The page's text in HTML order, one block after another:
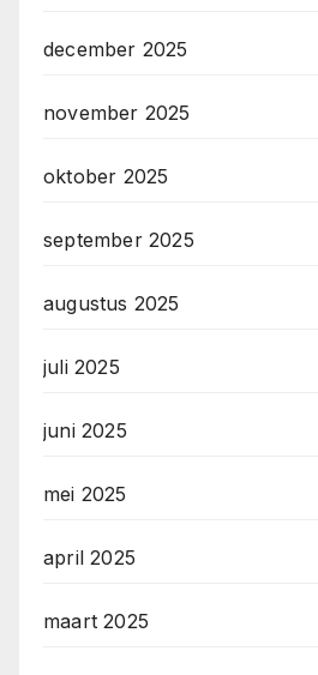
december 2025
november 2025
oktober 2025
september 2025
augustus 2025
juli 2025
juni 2025
mei 2025
april 2025
maart 2025